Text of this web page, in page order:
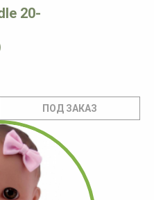
20-